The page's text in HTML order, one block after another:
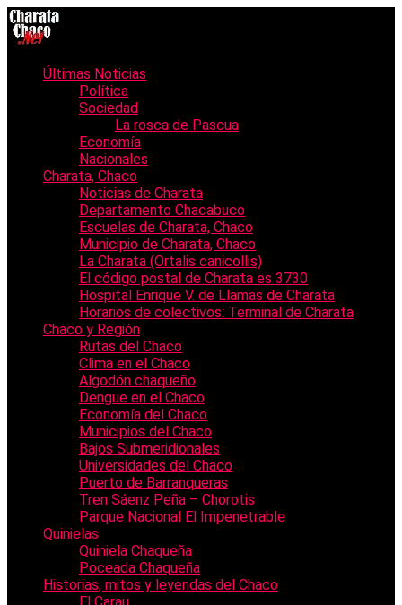
Últimas Noticias
Política
Sociedad
La rosca de Pascua
Economía
Nacionales
Charata, Chaco
Noticias de Charata
Departamento Chacabuco
Escuelas de Charata, Chaco
Municipio de Charata, Chaco
La Charata (Ortalis canicollis)
El código postal de Charata es 3730
Hospital Enrique V. de Llamas de Charata
Horarios de colectivos: Terminal de Charata
Chaco y Región
Rutas del Chaco
Clima en el Chaco
Algodón chaqueño
Dengue en el Chaco
Economía del Chaco
Municipios del Chaco
Bajos Submeridionales
Universidades del Chaco
Puerto de Barranqueras
Tren Sáenz Peña – Chorotis
Parque Nacional El Impenetrable
Quinielas
Quiniela Chaqueña
Poceada Chaqueña
Historias, mitos y leyendas del Chaco